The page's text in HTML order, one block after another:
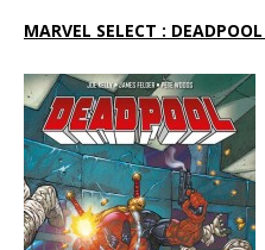
MARVEL SELECT :